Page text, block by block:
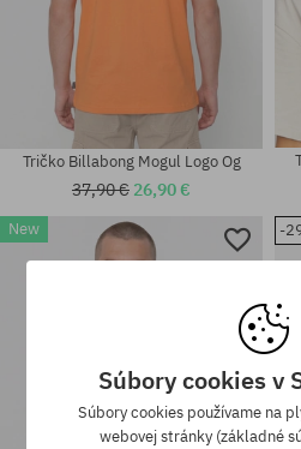
Dostupné veľkosti:
Tričko Billabong Mogul Logo Og
37,90 € 26,90 €
New -
Súbory cookies v
Súbory cookies používame na
webovej stránky (základné